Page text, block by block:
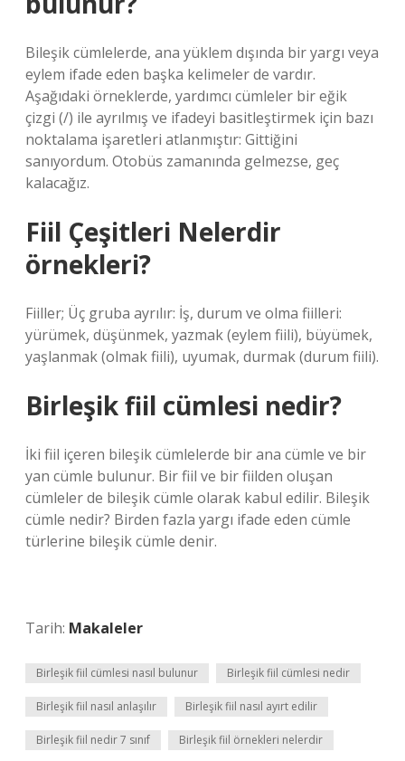
Bileşik cümlelerde, ana yüklem dışında bir yargı veya
eylem ifade eden başka kelimeler de vardır.
Aşağıdaki örneklerde, yardımcı cümleler bir eğik
çizgi (/) ile ayrılmış ve ifadeyi basitleştirmek için bazı
noktalama işaretleri atlanmıştır: Gittiğini
sanıyordum. Otobüs zamanında gelmezse, geç
kalacağız.
Fiil Çeşitleri Nelerdir
örnekleri?
Fiiller; Üç gruba ayrılır: İş, durum ve olma fiilleri:
yürümek, düşünmek, yazmak (eylem fiili), büyümek,
yaşlanmak (olmak fiili), uyumak, durmak (durum fiili).
Birleşik fiil cümlesi nedir?
İki fiil içeren bileşik cümlelerde bir ana cümle ve bir
yan cümle bulunur. Bir fiil ve bir fiilden oluşan
cümleler de bileşik cümle olarak kabul edilir. Bileşik
cümle nedir? Birden fazla yargı ifade eden cümle
türlerine bileşik cümle denir.
Tarih: Makaleler
Birleşik fiil cümlesi nasıl bulunur Birleşik fiil cümlesi nedir
Birleşik fiil nasıl anlaşılır Birleşik fiil nasıl ayırt edilir
Birleşik fiil nedir 7 sınıf Birleşik fiil örnekleri nelerdir